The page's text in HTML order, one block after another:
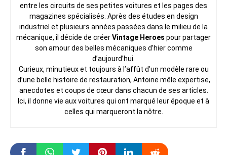
entre les circuits de ses petites voitures et les pages des
magazines spécialisés. Après des études en design
industriel et plusieurs années passées dans le milieu de la
mécanique, il décide de créerVintage Heroes pour partager
son amour des belles mécaniques d’hier comme
d’aujourd’hui.
Curieux, minutieux et toujours à l’affût d’un modèle rare ou
d’une belle histoire de restauration, Antoine mêle expertise,
anecdotes et coups de cœur dans chacun de ses articles.
Ici, il donne vie aux voitures qui ont marqué leur époque et à
celles qui marqueront la nôtre.